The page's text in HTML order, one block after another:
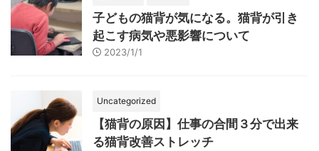
子どもの猫背が気になる。猫背が引き
起こす病気や悪影響について
2023/1/1
Uncategorized
【猫背の原因】仕事の合間３分で出来
る猫背改善ストレッチ